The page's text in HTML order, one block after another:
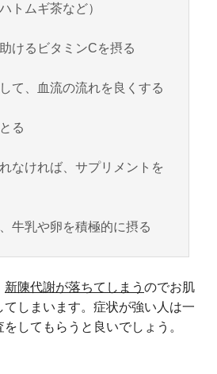
トムギ茶など）
けるビタミンCを摂る
て、血流の流れを良くする
る
なければ、サプリメントを
牛乳や卵を積極的に摂る
新陳代謝が落ちてしまう のでお肌
しまいます。症状が強い人は一
してもらうと良いでしょう。